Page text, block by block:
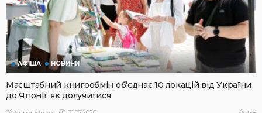
АФІША НОВИНИ
Масштабний книгообмін об’єднає 10 локацій від України
до Японії: як долучитися